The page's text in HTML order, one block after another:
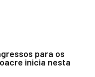
para os
inicia nesta